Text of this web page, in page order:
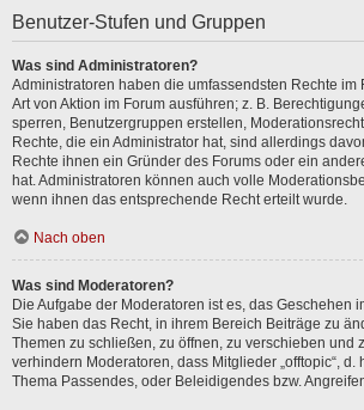
Benutzer-Stufen und Gruppen
Was sind Administratoren?
Administratoren haben die umfassendsten Rechte im
Art von Aktion im Forum ausführen; z. B.
sperren, Benutzergruppen erstellen,
Rechte, die ein Administrator hat, sind allerdings
Rechte ihnen ein Gründer des Forums oder ein
hat. Administratoren können auch volle
wenn ihnen das entsprechende Recht erteilt wurde.
Nach oben
Was sind Moderatoren?
Die Aufgabe der Moderatoren ist es, das Geschehen
Sie haben das Recht, in ihrem Bereich Beiträge zu
Themen zu schließen, zu öffnen, zu verschieben und
verhindern Moderatoren, dass Mitglieder „offtopic“, d.
Thema Passendes, oder Beleidigendes bzw.